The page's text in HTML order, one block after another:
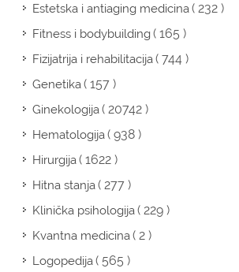
Estetska i antiaging medicina( 232 )
Fitness i bodybuilding( 165 )
Fizijatrija i rehabilitacija( 744 )
Genetika( 157 )
Ginekologija( 20742 )
Hematologija( 938 )
Hirurgija( 1622 )
Hitna stanja( 277 )
Klinička psihologija( 229 )
Kvantna medicina( 2 )
Logopedija( 565 )